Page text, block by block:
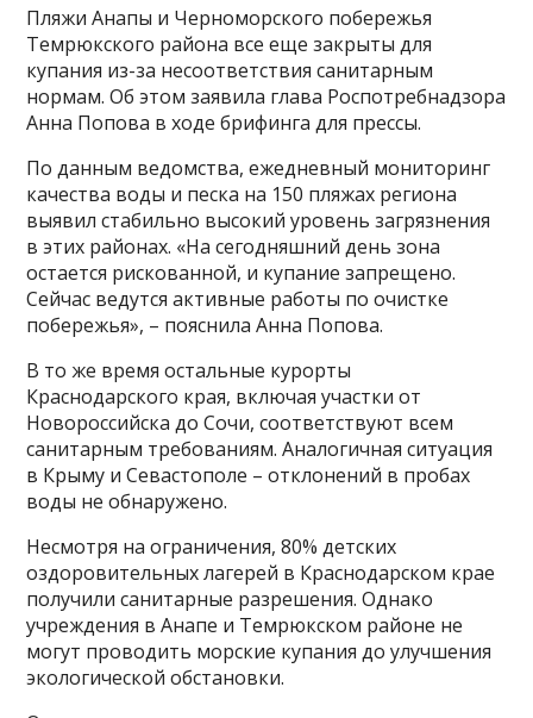
Пляжи Анапы и Черноморского побережья
Темрюкского района все еще закрыты для
купания из-за несоответствия санитарным
нормам. Об этом заявила глава Роспотребнадзора
Анна Попова в ходе брифинга для прессы.
По данным ведомства, ежедневный мониторинг
качества воды и песка на 150 пляжах региона
выявил стабильно высокий уровень загрязнения
в этих районах. «На сегодняшний день зона
остается рискованной, и купание запрещено.
Сейчас ведутся активные работы по очистке
побережья», – пояснила Анна Попова.
В то же время остальные курорты
Краснодарского края, включая участки от
Новороссийска до Сочи, соответствуют всем
санитарным требованиям. Аналогичная ситуация
в Крыму и Севастополе – отклонений в пробах
воды не обнаружено.
Несмотря на ограничения, 80% детских
оздоровительных лагерей в Краснодарском крае
получили санитарные разрешения. Однако
учреждения в Анапе и Темрюкском районе не
могут проводить морские купания до улучшения
экологической обстановки.